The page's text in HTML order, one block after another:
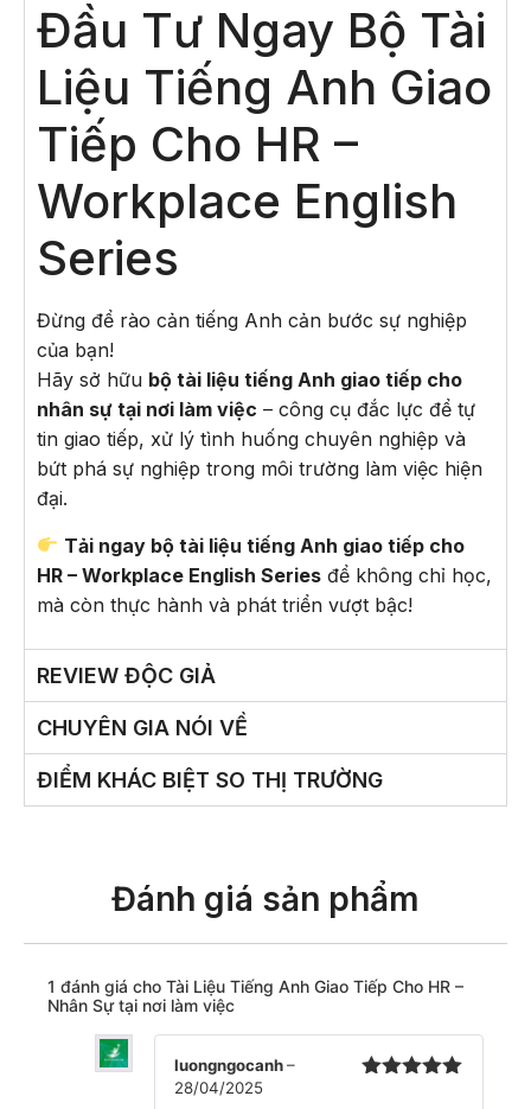
Đầu Tư Ngay Bộ Tài
Liệu Tiếng Anh Giao
Tiếp Cho HR –
Workplace English
Series
Đừng để rào cản tiếng Anh cản bước sự nghiệp
của bạn!
Hãy sở hữu bộ tài liệu tiếng Anh giao tiếp cho
nhân sự tại nơi làm việc – công cụ đắc lực để tự
tin giao tiếp, xử lý tình huống chuyên nghiệp và
bứt phá sự nghiệp trong môi trường làm việc hiện
đại.
Tải ngay bộ tài liệu tiếng Anh giao tiếp cho
HR – Workplace English Series để không chỉ học,
mà còn thực hành và phát triển vượt bậc!
REVIEW ĐỘC GIẢ
CHUYÊN GIA NÓI VỀ
ĐIỂM KHÁC BIỆT SO THỊ TRƯỜNG
Đánh giá sản phẩm
1 đánh giá cho Tài Liệu Tiếng Anh Giao Tiếp Cho HR –
Nhân Sự tại nơi làm việc
luongngocanh–
28/04/2025